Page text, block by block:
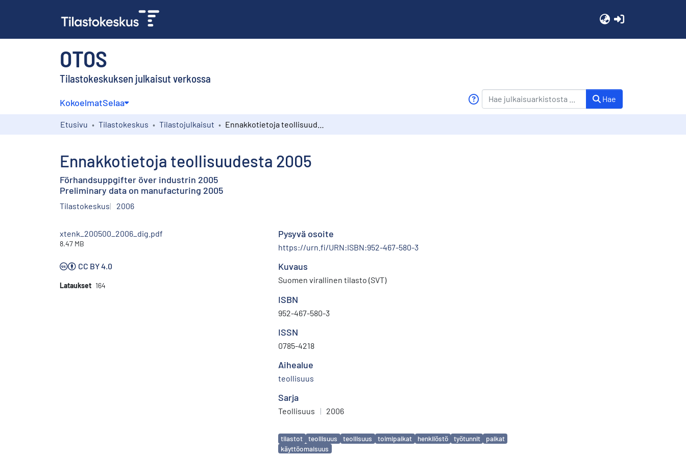
OTOS
Tilastokeskuksen julkaisut verkossa
KokoelmatSelaa Hae
Etusivu Tilastokeskus Tilastojulkaisut
Ennakkotietoja teollisuudesta 2005
Förhandsuppgifter över industrin 2005
Preliminary data on manufacturing 2005
Tilastokeskus 2006
xtenk_200500_2006_dig.pdf
8.47 MB
CC BY 4.0
Lataukset 164
Pysyvä osoite
https://urn.fi/URN:ISBN:952-467-580-3
Kuvaus
Suomen virallinen tilasto (SVT)
ISBN
952-467-580-3
ISSN
0785-4218
Aihealue
teollisuus
Sarja
Teollisuus | 2006
Avainsanat
tilastot teollisuus teollisuus toimipaikat henkilöstö työtunnit
palkat
käyttöomaisuus